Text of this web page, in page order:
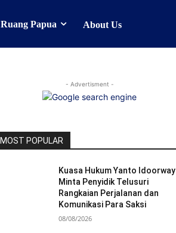
Ruang Papua About Us
- Advertisment -
MOST POPULAR
Kuasa Hukum Yanto Idoorway
Minta Penyidik Telusuri
Rangkaian Perjalanan dan
Komunikasi Para Saksi
08/08/2026